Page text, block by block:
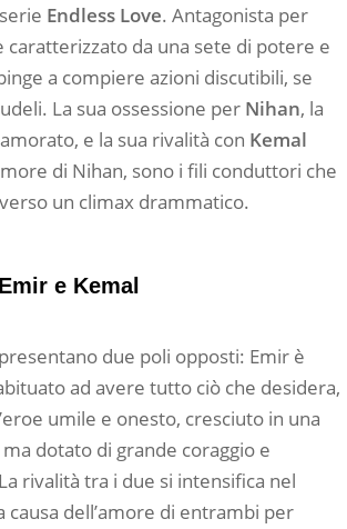
Endless Love. Antagonista per
caratterizzato da una sete di potere e
a compiere azioni discutibili, se
La sua ossessione per Nihan, la
e la sua rivalità con Kemal
di Nihan, sono i fili conduttori che
un climax drammatico.
e Kemal
due poli opposti: Emir è
ad avere tutto ciò che desidera,
umile e onesto, cresciuto in una
dotato di grande coraggio e
rivalità tra i due si intensifica nel
causa dell’amore di entrambi per